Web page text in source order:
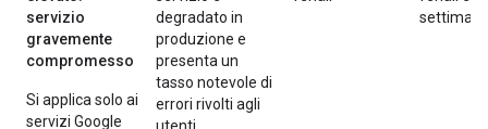
servizio
gravemente
compromesso
Si applica solo ai
servizi Google
degradato in
produzione e
presenta un
tasso notevole di
errori rivolti agli
utenti.